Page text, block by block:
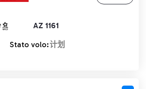
AZ 1161
Stato volo:计划